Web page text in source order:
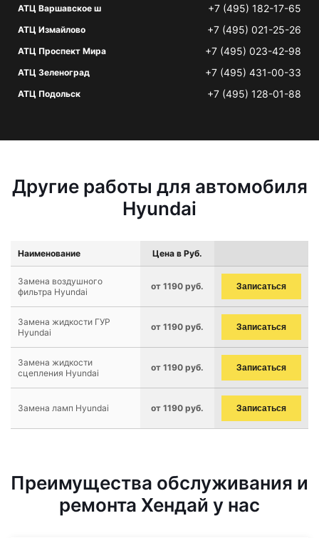
АТЦ Варшавское ш +7 (495) 182-17-65
АТЦ Измайлово +7 (495) 021-25-26
АТЦ Проспект Мира +7 (495) 023-42-98
АТЦ Зеленоград +7 (495) 431-00-33
АТЦ Подольск +7 (495) 128-01-88
Другие работы для автомобиля
Hyundai
Наименование Цена в Руб.
Замена воздушного
фильтра Hyundai
от 1190 руб. Записаться
Замена жидкости ГУР
Hyundai
от 1190 руб. Записаться
Замена жидкости
сцепления Hyundai
от 1190 руб. Записаться
Замена ламп Hyundai от 1190 руб. Записаться
Преимущества обслуживания и
ремонта Хендай у нас